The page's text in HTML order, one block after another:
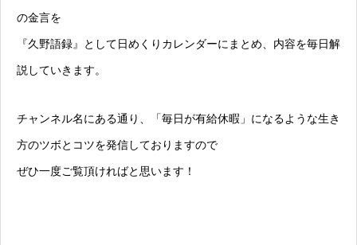
の金言を
『久野語録』として日めくりカレンダーにまとめ、内容を毎日解
説していきます。
チャンネル名にある通り、「毎日が有給休暇」になるような生き
方のツボとコツを発信しておりますので
ぜひ一度ご覧頂ければと思います！